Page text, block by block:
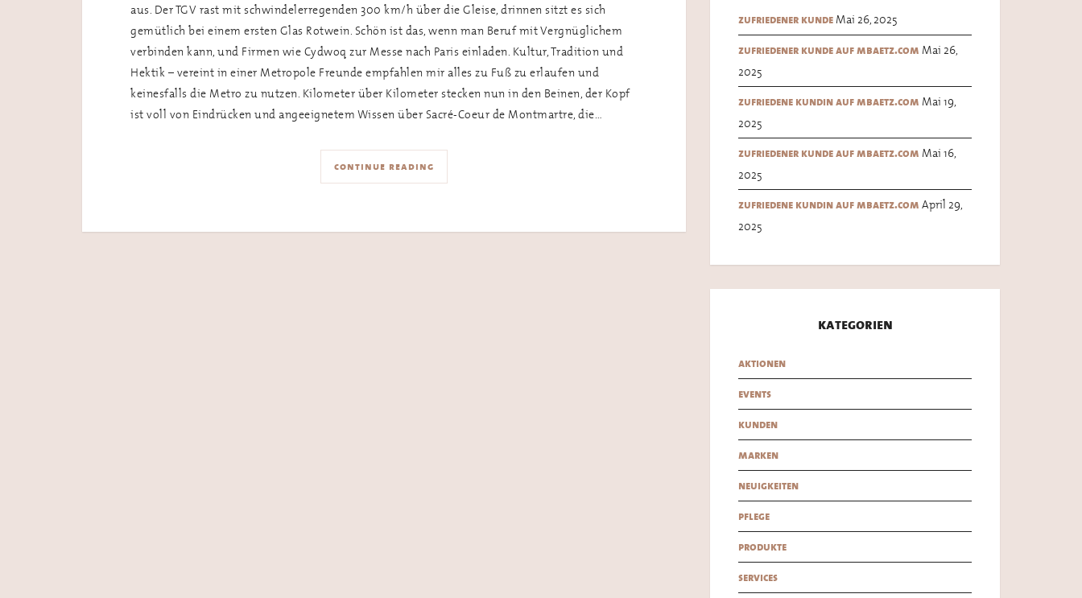
aus. Der TGV rast mit schwindelerregenden 300 km/h über die Gleise, drinnen sitzt es sich
gemütlich bei einem ersten Glas Rotwein. Schön ist das, wenn man Beruf mit Vergnüglichem
verbinden kann, und Firmen wie Cydwoq zur Messe nach Paris einladen. Kultur, Tradition und
Hektik – vereint in einer Metropole Freunde empfahlen mir alles zu Fuß zu erlaufen und
keinesfalls die Metro zu nutzen. Kilometer über Kilometer stecken nun in den Beinen, der Kopf
ist voll von Eindrücken und angeeignetem Wissen über Sacré-Coeur de Montmartre, die…
continue reading
zufriedener kunde Mai 26, 2025
zufriedener kunde auf mbaetz.com Mai 26,
2025
zufriedene kundin auf mbaetz.com Mai 19,
2025
zufriedener kunde auf mbaetz.com Mai 16,
2025
zufriedene kundin auf mbaetz.com April 29,
2025
kategorien
aktionen
events
kunden
marken
neuigkeiten
pflege
produkte
services